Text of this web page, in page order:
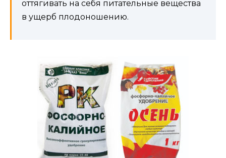
оттягивать на себя питательные вещества
в ущерб плодоношению.